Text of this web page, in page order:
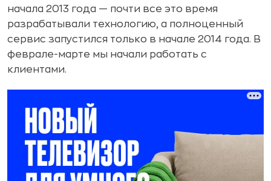
начала 2013 года — почти все это время
разрабатывали технологию, а полноценный
сервис запустился только в начале 2014 года. В
феврале-марте мы начали работать с
клиентами.